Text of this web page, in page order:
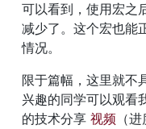
可以看到，使用宏之
减少了。这个宏也能
情况。
限于篇幅，这里就不
兴趣的同学可以观看
的技术分享 视频 （